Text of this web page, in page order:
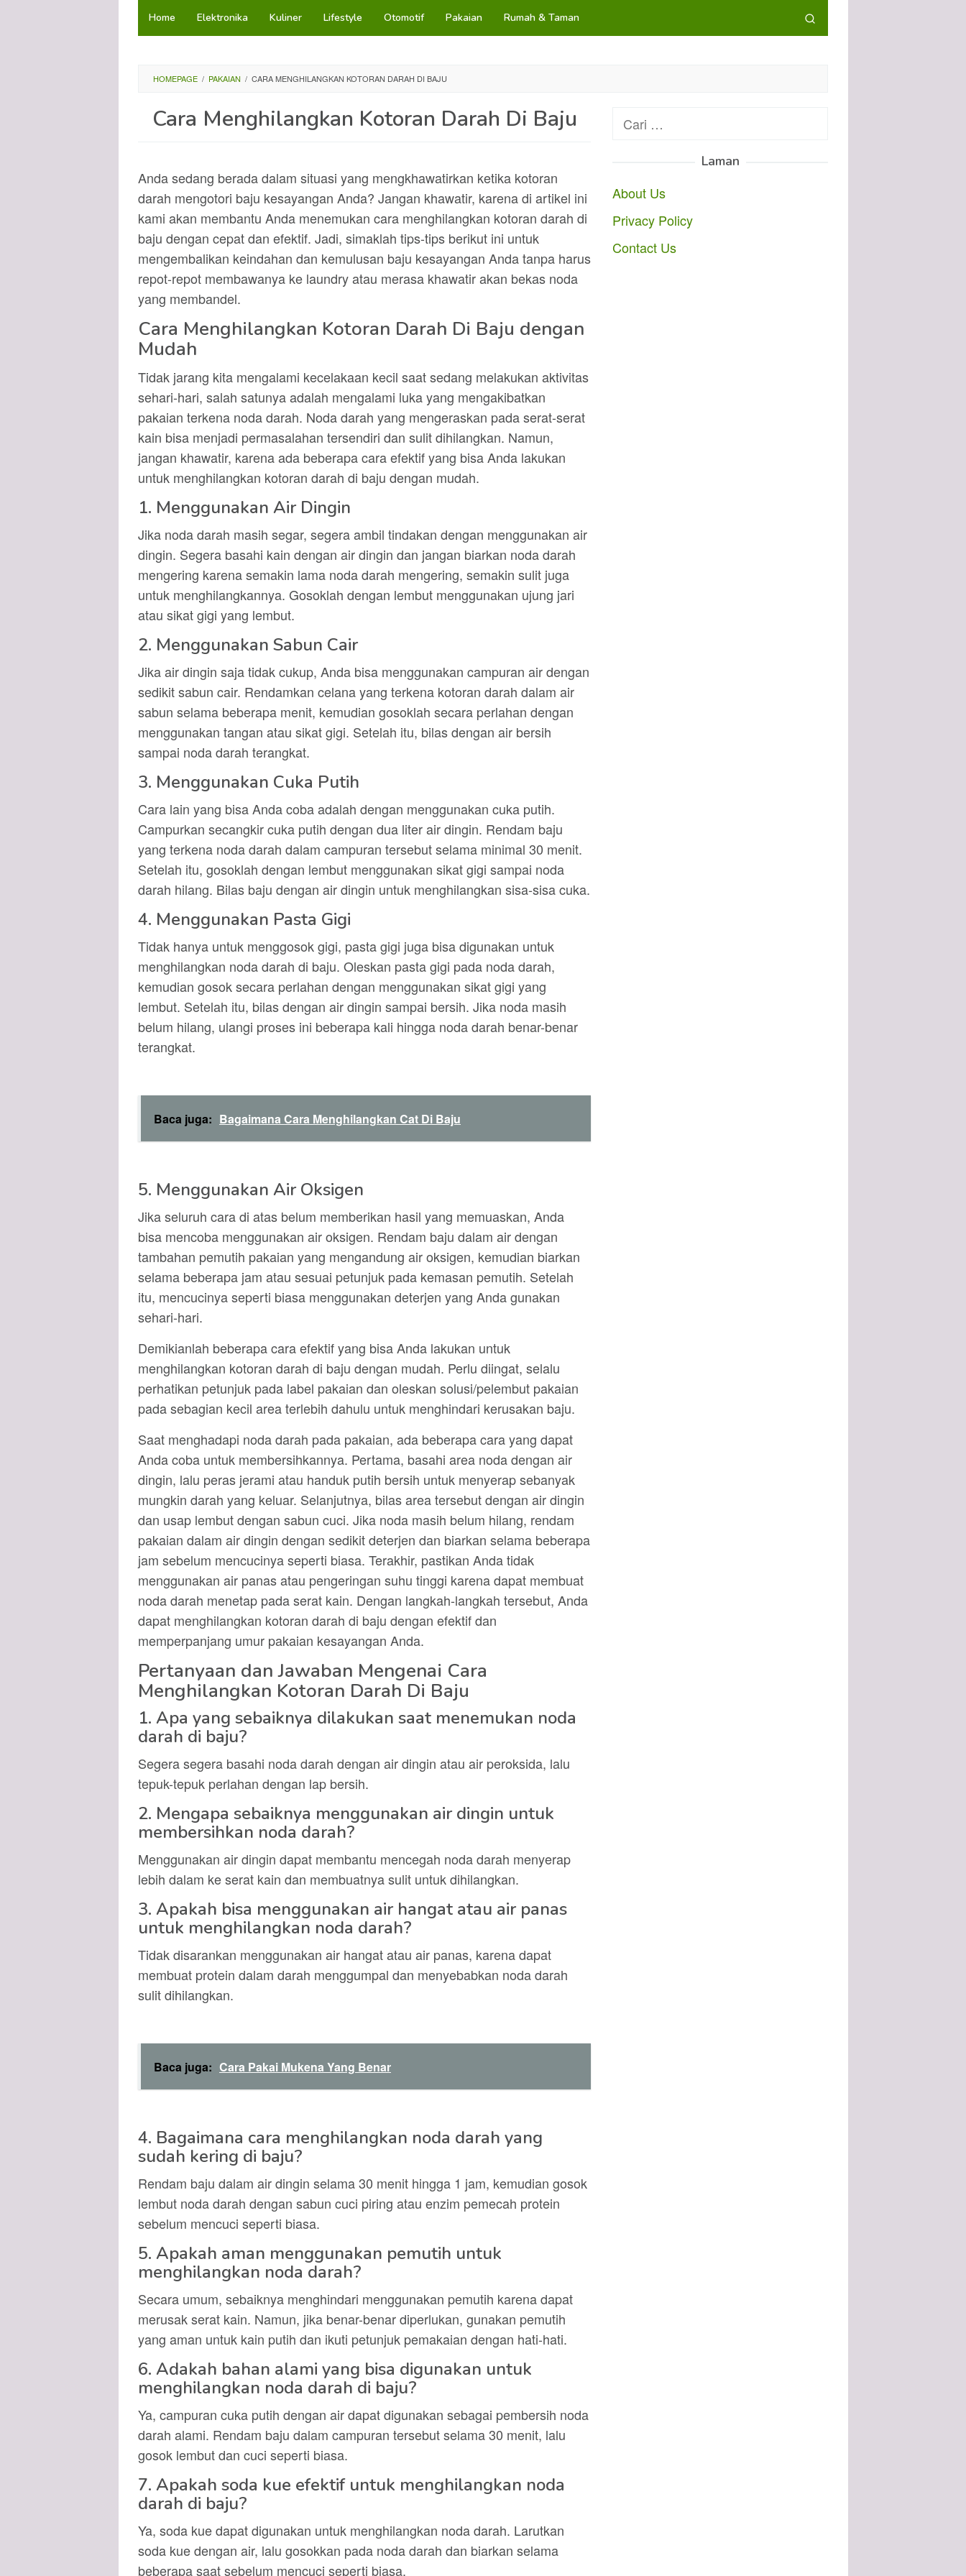
LoncatHome Elektronika Kuliner Lifestyle Otomotif Pakaian Rumah & Taman
HOMEPAGE / PAKAIAN / CARA MENGHILANGKAN KOTORAN DARAH DI BAJU
Cara Menghilangkan Kotoran Darah Di Baju
Anda sedang berada dalam situasi yang mengkhawatirkan ketika kotoran
darah mengotori baju kesayangan Anda? Jangan khawatir, karena di artikel ini
kami akan membantu Anda menemukan cara menghilangkan kotoran darah di
baju dengan cepat dan efektif. Jadi, simaklah tips-tips berikut ini untuk
mengembalikan keindahan dan kemulusan baju kesayangan Anda tanpa harus
repot-repot membawanya ke laundry atau merasa khawatir akan bekas noda
yang membandel.
Cara Menghilangkan Kotoran Darah Di Baju dengan
Mudah
Tidak jarang kita mengalami kecelakaan kecil saat sedang melakukan aktivitas
sehari-hari, salah satunya adalah mengalami luka yang mengakibatkan
pakaian terkena noda darah. Noda darah yang mengeraskan pada serat-serat
kain bisa menjadi permasalahan tersendiri dan sulit dihilangkan. Namun,
jangan khawatir, karena ada beberapa cara efektif yang bisa Anda lakukan
untuk menghilangkan kotoran darah di baju dengan mudah.
1. Menggunakan Air Dingin
Jika noda darah masih segar, segera ambil tindakan dengan menggunakan air
dingin. Segera basahi kain dengan air dingin dan jangan biarkan noda darah
mengering karena semakin lama noda darah mengering, semakin sulit juga
untuk menghilangkannya. Gosoklah dengan lembut menggunakan ujung jari
atau sikat gigi yang lembut.
2. Menggunakan Sabun Cair
Jika air dingin saja tidak cukup, Anda bisa menggunakan campuran air dengan
sedikit sabun cair. Rendamkan celana yang terkena kotoran darah dalam air
sabun selama beberapa menit, kemudian gosoklah secara perlahan dengan
menggunakan tangan atau sikat gigi. Setelah itu, bilas dengan air bersih
sampai noda darah terangkat.
3. Menggunakan Cuka Putih
Cara lain yang bisa Anda coba adalah dengan menggunakan cuka putih.
Campurkan secangkir cuka putih dengan dua liter air dingin. Rendam baju
yang terkena noda darah dalam campuran tersebut selama minimal 30 menit.
Setelah itu, gosoklah dengan lembut menggunakan sikat gigi sampai noda
darah hilang. Bilas baju dengan air dingin untuk menghilangkan sisa-sisa cuka.
4. Menggunakan Pasta Gigi
Tidak hanya untuk menggosok gigi, pasta gigi juga bisa digunakan untuk
menghilangkan noda darah di baju. Oleskan pasta gigi pada noda darah,
kemudian gosok secara perlahan dengan menggunakan sikat gigi yang
lembut. Setelah itu, bilas dengan air dingin sampai bersih. Jika noda masih
belum hilang, ulangi proses ini beberapa kali hingga noda darah benar-benar
terangkat.
Baca juga: Bagaimana Cara Menghilangkan Cat Di Baju
5. Menggunakan Air Oksigen
Jika seluruh cara di atas belum memberikan hasil yang memuaskan, Anda
bisa mencoba menggunakan air oksigen. Rendam baju dalam air dengan
tambahan pemutih pakaian yang mengandung air oksigen, kemudian biarkan
selama beberapa jam atau sesuai petunjuk pada kemasan pemutih. Setelah
itu, mencucinya seperti biasa menggunakan deterjen yang Anda gunakan
sehari-hari.
Demikianlah beberapa cara efektif yang bisa Anda lakukan untuk
menghilangkan kotoran darah di baju dengan mudah. Perlu diingat, selalu
perhatikan petunjuk pada label pakaian dan oleskan solusi/pelembut pakaian
pada sebagian kecil area terlebih dahulu untuk menghindari kerusakan baju.
Saat menghadapi noda darah pada pakaian, ada beberapa cara yang dapat
Anda coba untuk membersihkannya. Pertama, basahi area noda dengan air
dingin, lalu peras jerami atau handuk putih bersih untuk menyerap sebanyak
mungkin darah yang keluar. Selanjutnya, bilas area tersebut dengan air dingin
dan usap lembut dengan sabun cuci. Jika noda masih belum hilang, rendam
pakaian dalam air dingin dengan sedikit deterjen dan biarkan selama beberapa
jam sebelum mencucinya seperti biasa. Terakhir, pastikan Anda tidak
menggunakan air panas atau pengeringan suhu tinggi karena dapat membuat
noda darah menetap pada serat kain. Dengan langkah-langkah tersebut, Anda
dapat menghilangkan kotoran darah di baju dengan efektif dan
memperpanjang umur pakaian kesayangan Anda.
Pertanyaan dan Jawaban Mengenai Cara
Menghilangkan Kotoran Darah Di Baju
1. Apa yang sebaiknya dilakukan saat menemukan noda
darah di baju?
Segera segera basahi noda darah dengan air dingin atau air peroksida, lalu
tepuk-tepuk perlahan dengan lap bersih.
2. Mengapa sebaiknya menggunakan air dingin untuk
membersihkan noda darah?
Menggunakan air dingin dapat membantu mencegah noda darah menyerap
lebih dalam ke serat kain dan membuatnya sulit untuk dihilangkan.
3. Apakah bisa menggunakan air hangat atau air panas
untuk menghilangkan noda darah?
Tidak disarankan menggunakan air hangat atau air panas, karena dapat
membuat protein dalam darah menggumpal dan menyebabkan noda darah
sulit dihilangkan.
Baca juga: Cara Pakai Mukena Yang Benar
4. Bagaimana cara menghilangkan noda darah yang
sudah kering di baju?
Rendam baju dalam air dingin selama 30 menit hingga 1 jam, kemudian gosok
lembut noda darah dengan sabun cuci piring atau enzim pemecah protein
sebelum mencuci seperti biasa.
5. Apakah aman menggunakan pemutih untuk
menghilangkan noda darah?
Secara umum, sebaiknya menghindari menggunakan pemutih karena dapat
merusak serat kain. Namun, jika benar-benar diperlukan, gunakan pemutih
yang aman untuk kain putih dan ikuti petunjuk pemakaian dengan hati-hati.
6. Adakah bahan alami yang bisa digunakan untuk
menghilangkan noda darah di baju?
Ya, campuran cuka putih dengan air dapat digunakan sebagai pembersih noda
darah alami. Rendam baju dalam campuran tersebut selama 30 menit, lalu
gosok lembut dan cuci seperti biasa.
7. Apakah soda kue efektif untuk menghilangkan noda
darah di baju?
Ya, soda kue dapat digunakan untuk menghilangkan noda darah. Larutkan
soda kue dengan air, lalu gosokkan pada noda darah dan biarkan selama
beberapa saat sebelum mencuci seperti biasa.
Cari
Laman
About Us
Privacy Policy
Contact Us